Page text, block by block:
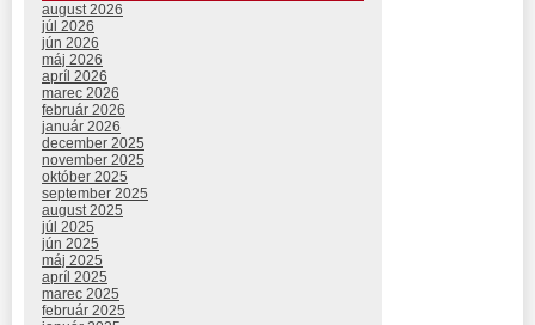
august 2026
júl 2026
jún 2026
máj 2026
apríl 2026
marec 2026
február 2026
január 2026
december 2025
november 2025
október 2025
september 2025
august 2025
júl 2025
jún 2025
máj 2025
apríl 2025
marec 2025
február 2025